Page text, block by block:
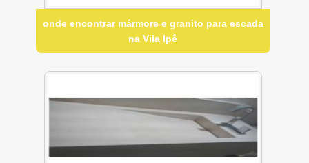
onde encontrar mármore e granito para escada
na Vila Ipê